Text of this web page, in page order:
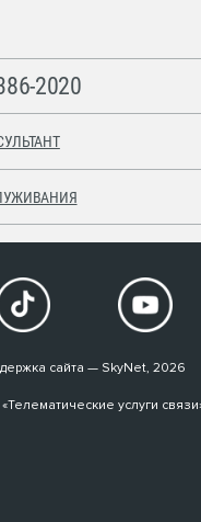
2020
сайта — SkyNet, 2026
услуги